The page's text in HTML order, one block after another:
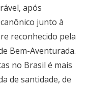
após
junto à
reconhecido pela
Bem-Aventurada.
no Brasil é mais
de santidade, de